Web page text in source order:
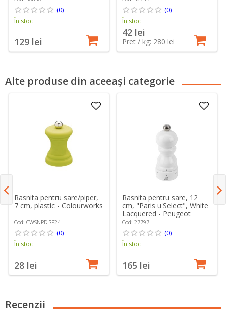
(0)
În stoc
129 lei
(0)
În stoc
42 lei
Pret / kg: 280 lei
Alte produse din aceeași categorie
Rasnita pentru sare/piper,
7 cm, plastic - Colourworks
Cod: CWSNPDISP24
(0)
În stoc
28 lei
Rasnita pentru sare, 12
cm, "Paris u'Select", White
Lacquered - Peugeot
Cod: 27797
(0)
În stoc
165 lei
Recenzii